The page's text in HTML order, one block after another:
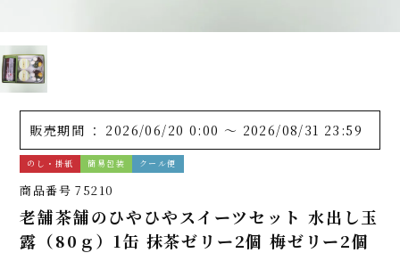
販売期間 2026/06/20 0:00 〜 2026/08/31 23:59
のし・掛紙 簡易包装 クール便
商品番号 75210
老舗茶舗のひやひやスイーツセット 水出し玉
露（80ｇ）1缶 抹茶ゼリー2個 梅ゼリー2個